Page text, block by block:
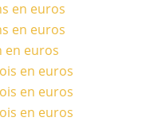
en euros
en euros
en euros
en euros
en euros
en euros